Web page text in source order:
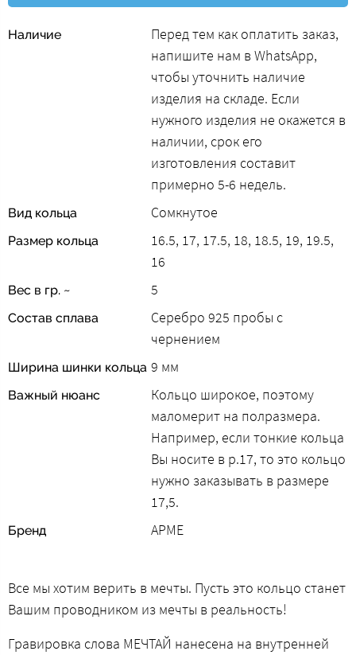
Наличие
Перед тем как оплатить заказ,
напишите нам в WhatsApp,
чтобы уточнить наличие
изделия на складе. Если
нужного изделия не окажется в
наличии, срок его
изготовления составит
примерно 5-6 недель.
Вид кольца Сомкнутое
Размер кольца
16.5, 17, 17.5, 18, 18.5, 19, 19.5,
16
Вес в гр. ~ 5
Состав сплава
Серебро 925 пробы с
чернением
Ширина шинки кольца 9 мм
Важный нюанс
Кольцо широкое, поэтому
маломерит на полразмера.
Например, если тонкие кольца
Вы носите в р.17, то это кольцо
нужно заказывать в размере
17,5.
Бренд АРМЕ
Все мы хотим верить в мечты. Пусть это кольцо станет
Вашим проводником из мечты в реальность!
Гравировка слова МЕЧТАЙ нанесена на внутренней